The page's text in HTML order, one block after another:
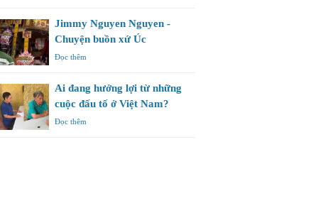
Jimmy Nguyen Nguyen -
Chuyện buồn xứ Úc
Đọc thêm
Ai đang hưởng lợi từ những
cuộc đấu tố ở Việt Nam?
Đọc thêm